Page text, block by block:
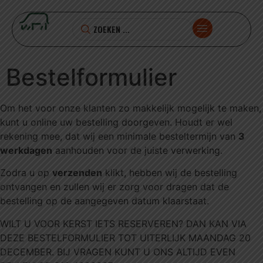
Bestelformulier
Om het voor onze klanten zo makkelijk mogelijk te maken,
kunt u online uw bestelling doorgeven. Houdt er wel
rekening mee, dat wij een minimale besteltermijn van 3
werkdagen aanhouden voor de juiste verwerking.
Zodra u op verzenden klikt, hebben wij de bestelling
ontvangen en zullen wij er zorg voor dragen dat de
bestelling op de aangegeven datum klaarstaat.
WILT U VOOR KERST IETS RESERVEREN? DAN KAN VIA
DEZE BESTELFORMULIER TOT UITERLIJK MAANDAG 20
DECEMBER. BIJ VRAGEN KUNT U ONS ALTIJD EVEN